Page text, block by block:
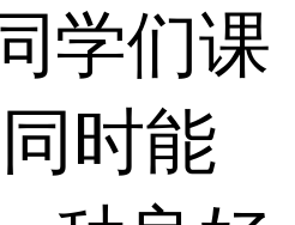
学们课
时能